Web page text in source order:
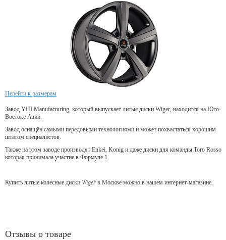
Перейти к размерам
Завод YHI Manufacturing, который выпускает литые диски Wiger, находится на Юго-
Востоке Азии.
Завод оснащён самыми передовыми технологиями и может похвастаться хорошим
штатом специалистов.
Также на этом заводе производят Enkei, Konig и даже диски для команды Toro Rosso
которая принимала участие в Формуле 1.
Купить литые колесные диски Wiger в Москве можно в нашем интернет-магазине.
Отзывы о товаре